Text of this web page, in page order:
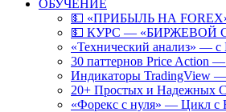
ОБУЧЕНИЕ
💵 «ПРИБЫЛЬ НА
💵 КУРС — «БИРЖЕВОЙ
«Технический анализ» —
30 паттернов Price Action
Индикаторы TradingView
20+ Простых и Надежных
«Форекс с нуля» — Цикл с